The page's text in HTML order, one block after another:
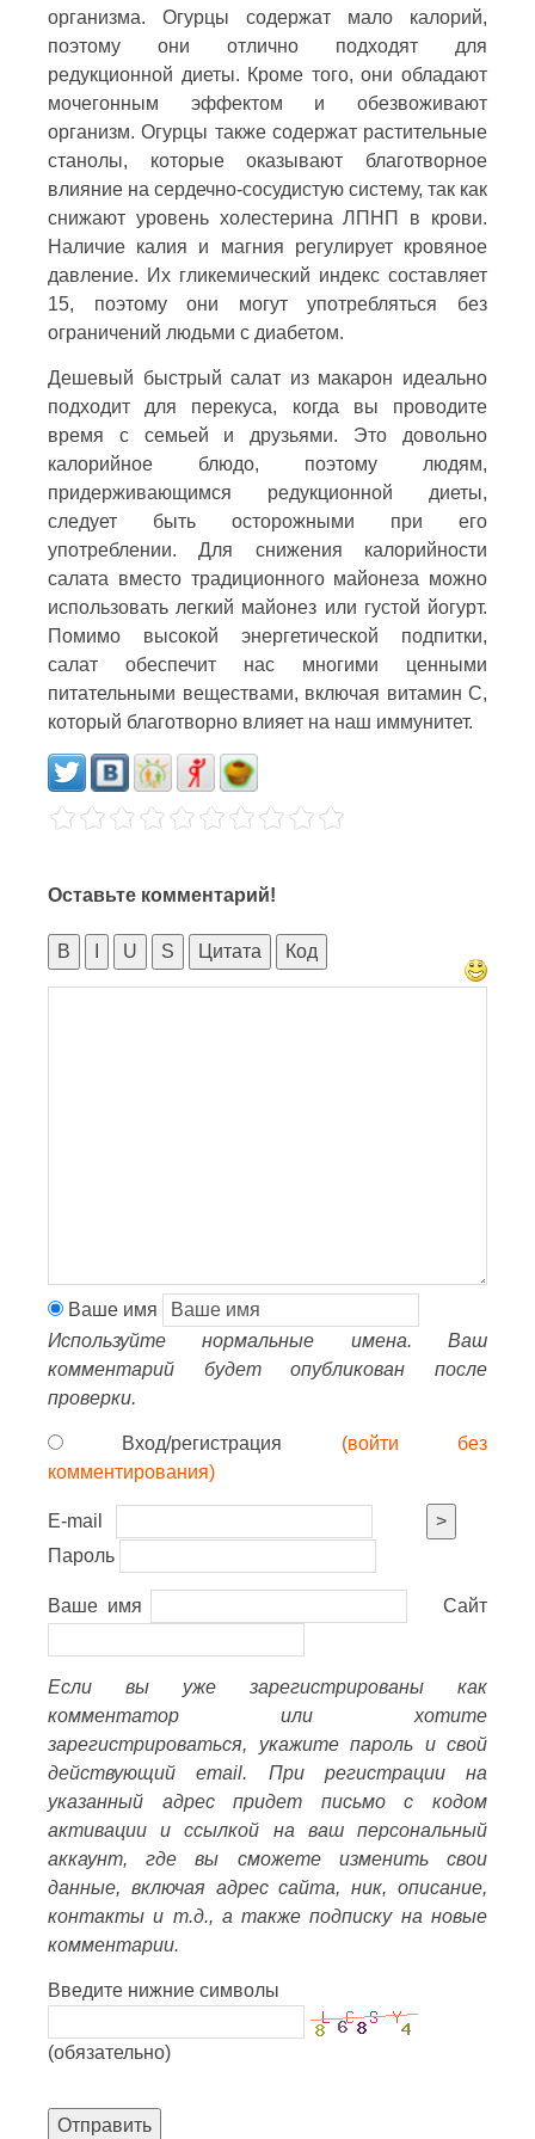
организма. Огурцы содержат мало калорий,
поэтому они отлично подходят для
редукционной диеты. Кроме того, они обладают
мочегонным эффектом и обезвоживают
организм. Огурцы также содержат растительные
станолы, которые оказывают благотворное
влияние на сердечно-сосудистую систему, так как
снижают уровень холестерина ЛПНП в крови.
Наличие калия и магния регулирует кровяное
давление. Их гликемический индекс составляет
15, поэтому они могут употребляться без
ограничений людьми с диабетом.
Дешевый быстрый салат из макарон идеально
подходит для перекуса, когда вы проводите
время с семьей и друзьями. Это довольно
калорийное блюдо, поэтому людям,
придерживающимся редукционной диеты,
следует быть осторожными при его
употреблении. Для снижения калорийности
салата вместо традиционного майонеза можно
использовать легкий майонез или густой йогурт.
Помимо высокой энергетической подпитки,
салат обеспечит нас многими ценными
питательными веществами, включая витамин С,
который благотворно влияет на наш иммунитет.
Оставьте комментарий!
B U S Цитата Код
Ваше имя
Используйте нормальные имена. Ваш
комментарий будет опубликован после
проверки.
Вход/регистрация (войти без
комментирования)
E-mail
>
Пароль
Ваше имя Сайт
Если вы уже зарегистрированы как
комментатор или хотите
зарегистрироваться, укажите пароль и свой
действующий email. При регистрации на
указанный адрес придет письмо с кодом
активации и ссылкой на ваш персональный
аккаунт, где вы сможете изменить свои
данные, включая адрес сайта, ник, описание,
контакты и т.д., а также подписку на новые
комментарии.
Введите нижние символы
(обязательно)
Отправить